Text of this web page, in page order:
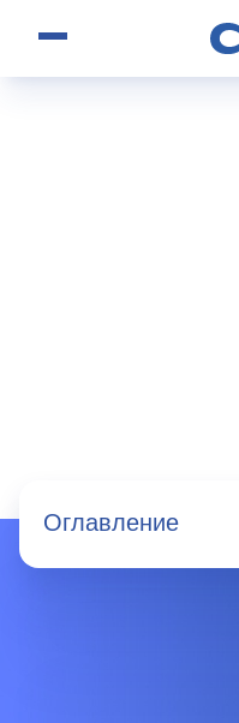
Оглавление